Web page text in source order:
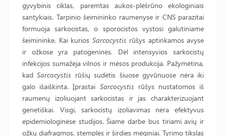
gyvybinis ciklas, paremtas aukos-plėšrūno ekologiniais
santykiais. Tarpinio šeimininko raumenyse ir CNS parazitai
formuoja sarkocistas, o sporocistos vystosi galutiniame
šeimininke. Kai kurios Sarcocystis rūšys aptinkamos avyse
ir ožkose yra patogeninės. Dėl intensyvios sarkocistų
infekcijos sumažėja vilnos ir mėsos produkcija. Pažymėtina,
kadSarcocystis rūšių sudėtis šiuose gyvūnuose nėra iki
galo išaiškinta. Įprastai Sarcocystis rūšys nustatomos iš
raumenų izoliuojant sarkocistas ir jas charakterizuojant
genetiškai. Visgi, sarkocistų izoliavimas nėra efektyvus
epidemiologinėse studijos. Šiame darbe bus tiriami avių ir
ožkų diafragmos, stemplės ir širdies mėginiai. Tyrimo tikslas